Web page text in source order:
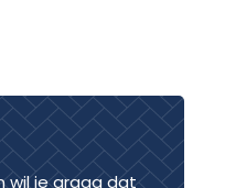
wil je graag dat